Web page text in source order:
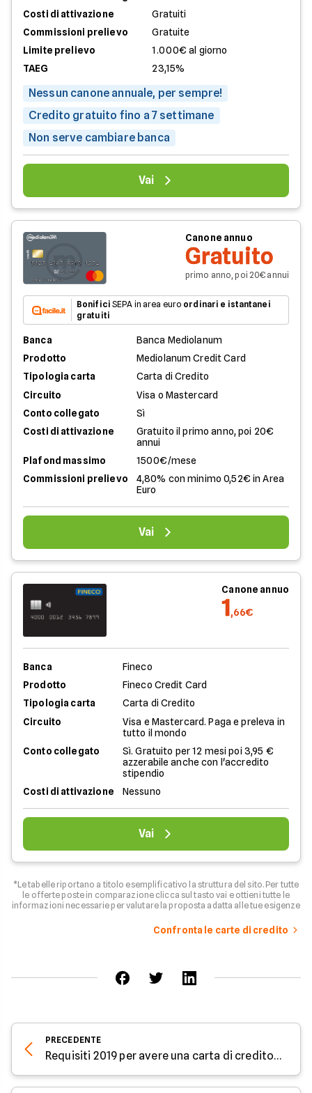
Costi di attivazione
Gratuiti
Commissioni prelievo
Gratuite
Limite prelievo
1.000€ al giorno
TAEG
23,15%
Nessun canone annuale, per sempre!
Credito gratuito fino a 7 settimane
Non serve cambiare banca
Vai
Canone annuo
Gratuito
primo anno, poi 20€ annui
Bonifici SEPA in area euro ordinari e istantanei
gratuiti
Banca
Banca Mediolanum
Prodotto
Mediolanum Credit Card
Tipologia carta
Carta di Credito
Circuito
Visa o Mastercard
Conto collegato
Sì
Costi di attivazione
Gratuito il primo anno, poi 20€
annui
Plafond massimo
1500€/mese
Commissioni prelievo
4,80% con minimo 0,52€ in Area
Euro
Vai
Canone annuo
1,66€
Banca
Fineco
Prodotto
Fineco Credit Card
Tipologia carta
Carta di Credito
Circuito
Visa e Mastercard. Paga e preleva in
tutto il mondo
Conto collegato
Sì. Gratuito per 12 mesi poi 3,95 €
azzerabile anche con l'accredito
stipendio
Costi di attivazione
Nessuno
Vai
*Le tabelle riportano a titolo esemplificativo la struttura del sito. Per tutte
le offerte poste in comparazione clicca sul tasto vai e ottieni tutte le
informazioni necessarie per valutare la proposta adatta alle tue esigenze
Confronta le carte di credito
PRECEDENTE
Requisiti 2019 per avere una carta di credito in Italia